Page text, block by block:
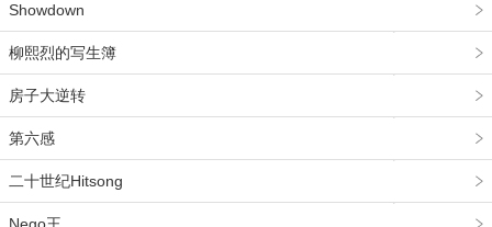
Showdown
柳熙烈的写生簿
房子大逆转
第六感
二十世纪Hitsong